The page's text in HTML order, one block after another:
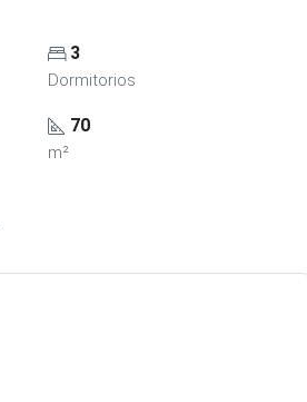
3
Dormitorios
70
m²